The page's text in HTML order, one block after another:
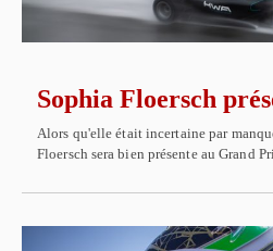
Sophia Floersch
Alors qu'elle était incertaine par
Floersch sera bien présente au Grand